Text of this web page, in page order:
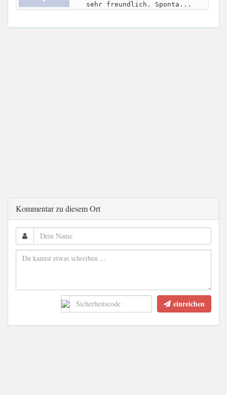
sehr freundlich. Sponta...
Kommentar zu diesem Ort
einreichen